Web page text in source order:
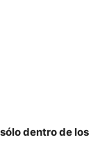
dentro de los